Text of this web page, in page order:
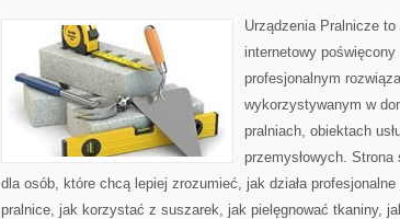
Urządzenia Pralnicze
internetowy
profesjonalnym
wykorzystywanym w
pralniach, obiektach
przemysłowych. Strona
dla osób, które chcą lepiej zrozumieć, jak działa
pralnice, jak korzystać z suszarek, jak pielęgnować tkaniny,